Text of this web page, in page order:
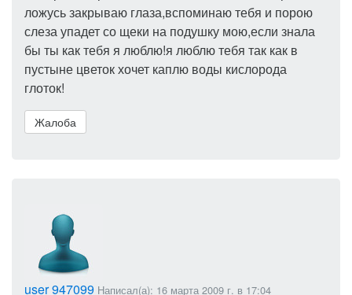
ложусь закрываю глаза,вспоминаю тебя и порою
слеза упадет со щеки на подушку мою,если знала
бы ты как тебя я люблю!я люблю тебя так как в
пустыне цветок хочет каплю воды кислорода
глоток!
Жалоба
user 947099 Написал(а): 16 марта 2009 г. в 17:04